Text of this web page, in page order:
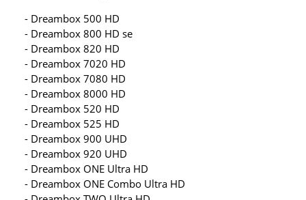
- Dreambox 500 HD
- Dreambox 800 HD se
- Dreambox 820 HD
- Dreambox 7020 HD
- Dreambox 7080 HD
- Dreambox 8000 HD
- Dreambox 520 HD
- Dreambox 525 HD
- Dreambox 900 UHD
- Dreambox 920 UHD
- Dreambox ONE Ultra HD
- Dreambox ONE Combo Ultra HD